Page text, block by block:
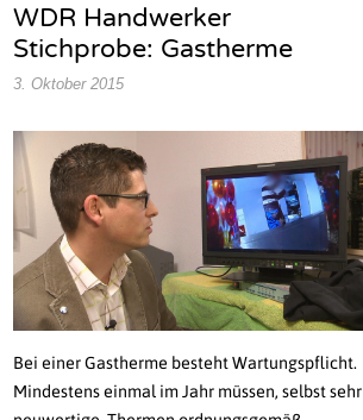
WDR Handwerker
Stichprobe: Gastherme
3. Oktober 2015
Bei einer Gastherme besteht Wartungspflicht.
Mindestens einmal im Jahr müssen, selbst sehr